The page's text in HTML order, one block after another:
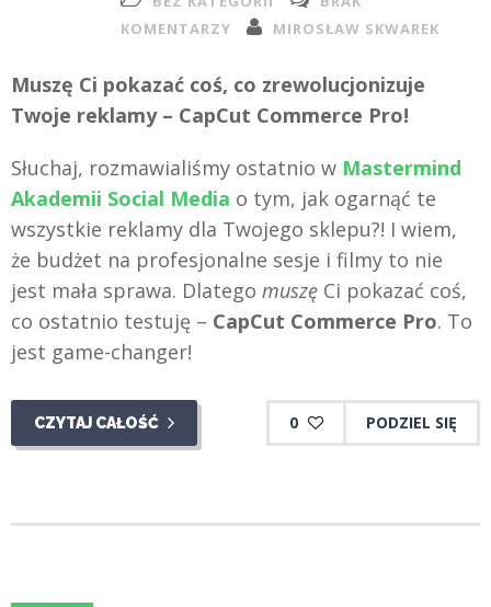
KOMENTARZY
MIROSŁAW SKWAREK
Muszę Ci pokazać coś, co zrewolucjonizuje
Twoje reklamy – CapCut Commerce Pro!
Słuchaj, rozmawialiśmy ostatnio w Mastermind
Akademii Social Media o tym, jak ogarnąć te
wszystkie reklamy dla Twojego sklepu?! I wiem,
że budżet na profesjonalne sesje i filmy to nie
jest mała sprawa. Dlatego muszę Ci pokazać coś,
co ostatnio testuję – CapCut Commerce Pro. To
jest game-changer!
CZYTAJ CAŁOŚĆ 0 PODZIEL SIĘ